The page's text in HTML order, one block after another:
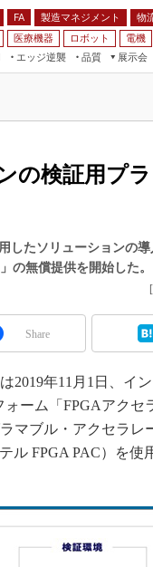
FA 製造マネジメント 物
医療機器 ロボット 電機
エッジ逆襲 品質
展示会
ット展
るクルマ
ールドサービス
み画像技術
みモデリング
ソフト開発
計ツール
ンタ
タルツインとCAE
ーション
業ビッグデータ
モビリティ
の検証用プラ
したソリューションの
の無償提供を開始した。
[
Share
2019年11月1日、イ
ーム「FPGAアクセ
マブル・アクセラレ
ル FPGA PAC）を使